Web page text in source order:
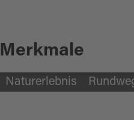
Merkmale
Naturerlebnis